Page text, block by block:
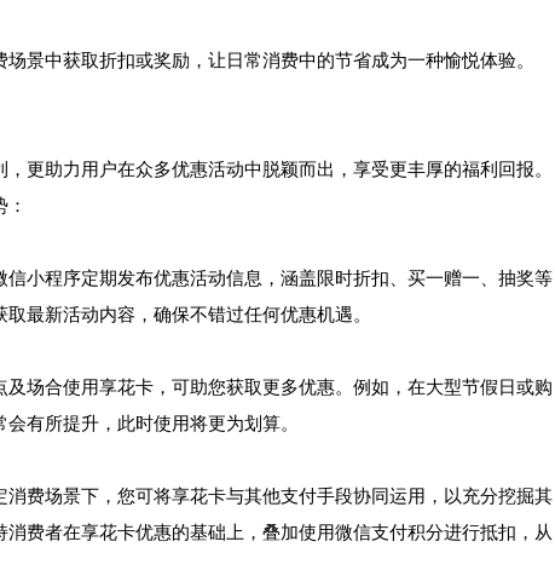
景中获取折扣或奖励，让日常消费中的节省成为一种愉悦体验。
更助力用户在众多优惠活动中脱颖而出，享受更丰厚的福利回报。
小程序定期发布优惠活动信息，涵盖限时折扣、买一赠一、抽奖等
最新活动内容，确保不错过任何优惠机遇。
场合使用享花卡，可助您获取更多优惠。例如，在大型节假日或购
有所提升，此时使用将更为划算。
消费场景下，您可将享花卡与其他支付手段协同运用，以充分挖掘其
费者在享花卡优惠的基础上，叠加使用微信支付积分进行抵扣，从